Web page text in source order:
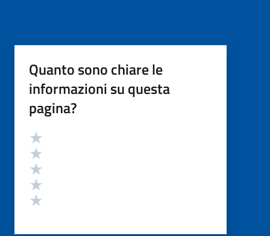
Quanto sono chiare le
informazioni su questa
pagina?
Valutazione